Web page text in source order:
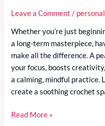
Leave a Comment /
Whether you’re just
a long-term masterpiece,
make all the difference. A
your focus, boosts
a calming, mindful practice.
create a soothing crochet
Transform
Read More »